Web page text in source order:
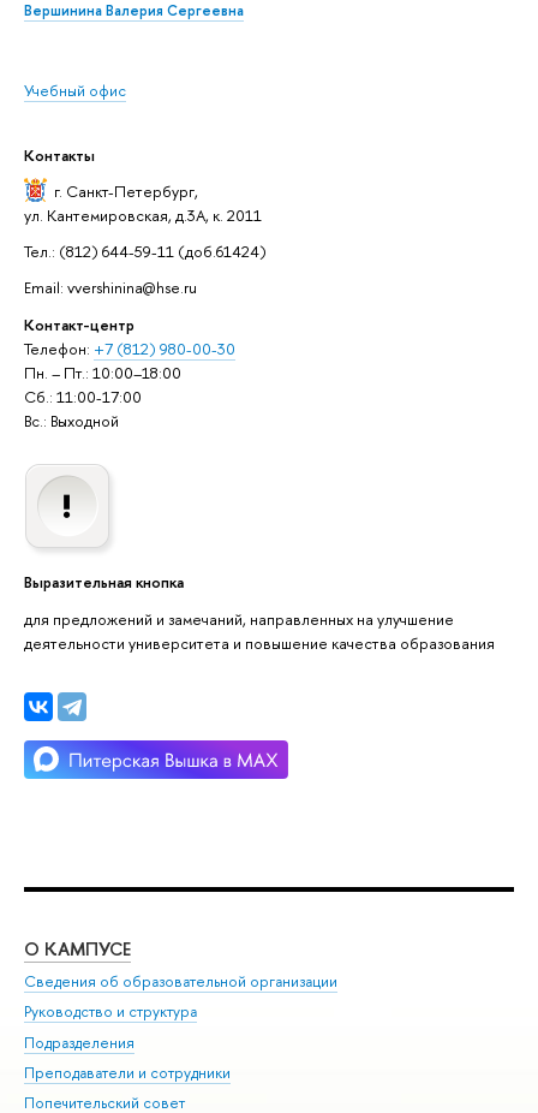
Вершинина Валерия Сергеевна
Учебный офис
Контакты
г. Санкт-Петербург,
ул. Кантемировская, д.3А, к. 2011
Тел.: (812) 644-59-11 (доб.61424)
Email: vvershinina@hse.ru
Контакт-центр
Телефон: +7 (812) 980-00-30
Пн. – Пт.: 10:00–18:00
Сб.: 11:00-17:00
Вс.: Выходной
Выразительная кнопка
для предложений и замечаний, направленных на улучшение
деятельности университета и повышение качества образования
О КАМПУСЕ
Сведения об образовательной организации
Руководство и структура
Подразделения
Преподаватели и сотрудники
Попечительский совет